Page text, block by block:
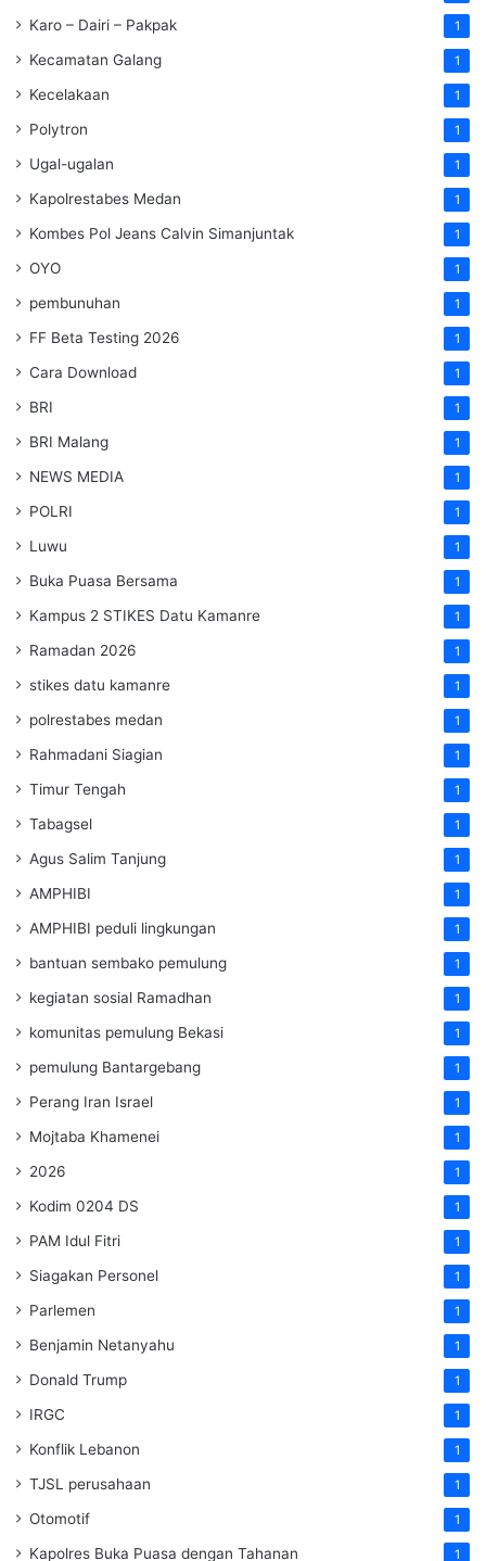
Karo – Dairi – Pakpak 1
Kecamatan Galang 1
Kecelakaan 1
Polytron 1
Ugal-ugalan 1
Kapolrestabes Medan 1
Kombes Pol Jeans Calvin Simanjuntak 1
OYO 1
pembunuhan 1
FF Beta Testing 2026 1
Cara Download 1
BRI 1
BRI Malang 1
NEWS MEDIA 1
POLRI 1
Luwu 1
Buka Puasa Bersama 1
Kampus 2 STIKES Datu Kamanre 1
Ramadan 2026 1
stikes datu kamanre 1
polrestabes medan 1
Rahmadani Siagian 1
Timur Tengah 1
Tabagsel 1
Agus Salim Tanjung 1
AMPHIBI 1
AMPHIBI peduli lingkungan 1
bantuan sembako pemulung 1
kegiatan sosial Ramadhan 1
komunitas pemulung Bekasi 1
pemulung Bantargebang 1
Perang Iran Israel 1
Mojtaba Khamenei 1
2026 1
Kodim 0204 DS 1
PAM Idul Fitri 1
Siagakan Personel 1
Parlemen 1
Benjamin Netanyahu 1
Donald Trump 1
IRGC 1
Konflik Lebanon 1
TJSL perusahaan 1
Otomotif 1
Kapolres Buka Puasa dengan Tahanan 1